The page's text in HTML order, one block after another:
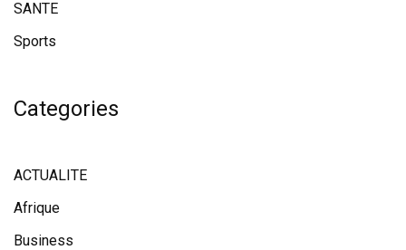
SANTE
Sports
Categories
ACTUALITE
Afrique
Business